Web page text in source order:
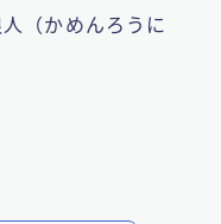
（かめんろうに